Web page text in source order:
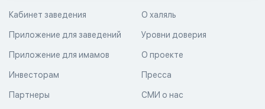
О халяль
Уровни доверия
Кабинет заведения
Приложение для заведений
Приложение для имамов О проекте
Пресса
СМИ о нас
Инвесторам
Партнеры